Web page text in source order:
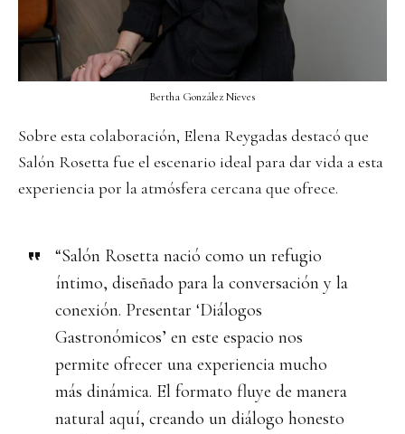
Bertha González Nieves
Sobre esta colaboración, Elena Reygadas destacó que
Salón Rosetta fue el escenario ideal para dar vida a esta
experiencia por la atmósfera cercana que ofrece.
“Salón Rosetta nació como un refugio
íntimo, diseñado para la conversación y la
conexión. Presentar ‘Diálogos
Gastronómicos’ en este espacio nos
permite ofrecer una experiencia mucho
más dinámica. El formato fluye de manera
natural aquí, creando un diálogo honesto